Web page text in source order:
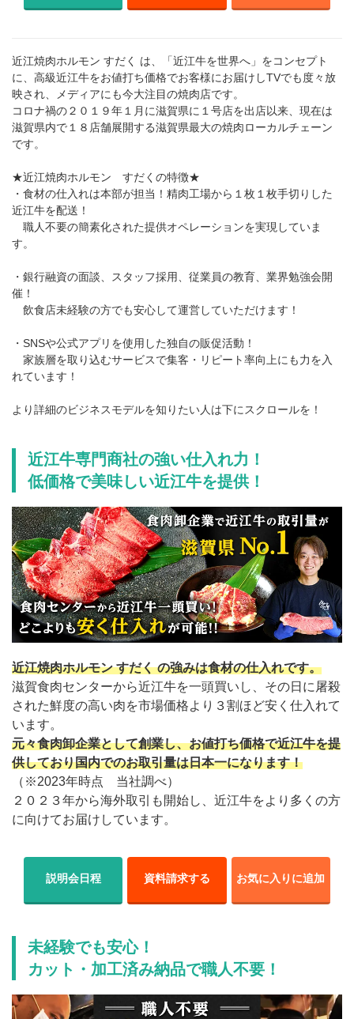
近江焼肉ホルモン すだく は、「近江牛を世界へ」をコンセプト
に、高級近江牛をお値打ち価格でお客様にお届けしTVでも度々放
映され、メディアにも今大注目の焼肉店です。
コロナ禍の２０１９年１月に滋賀県に１号店を出店以来、現在は
滋賀県内で１８店舗展開する滋賀県最大の焼肉ローカルチェーン
です。
★近江焼肉ホルモン すだくの特徴★
・食材の仕入れは本部が担当！精肉工場から１枚１枚手切りした
近江牛を配送！
職人不要の簡素化された提供オペレーションを実現していま
す。
・銀行融資の面談、スタッフ採用、従業員の教育、業界勉強会開
催！
飲食店未経験の方でも安心して運営していただけます！
・SNSや公式アプリを使用した独自の販促活動！
家族層を取り込むサービスで集客・リピート率向上にも力を入
れています！
より詳細のビジネスモデルを知りたい人は下にスクロールを！
近江牛専門商社の強い仕入れ力！
低価格で美味しい近江牛を提供！
近江焼肉ホルモン すだく の強みは食材の仕入れです。
滋賀食肉センターから近江牛を一頭買いし、その日に屠殺
された鮮度の高い肉を市場価格より３割ほど安く仕入れて
います。
元々食肉卸企業として創業し、お値打ち価格で近江牛を提
供しており国内でのお取引量は日本一になります！
（※2023年時点 当社調べ）
２０２３年から海外取引も開始し、近江牛をより多くの方
に向けてお届けしています。
説明会日程 資料請求する お気に入りに追加
未経験でも安心！
カット・加工済み納品で職人不要！